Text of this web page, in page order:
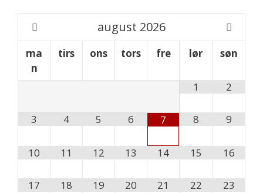
august 2026
ma
n
tirs ons tors fre lør søn
1 2
3 4 5 6 7 8 9
10 11 12 13 14 15 16
17 18 19 20 21 22 23